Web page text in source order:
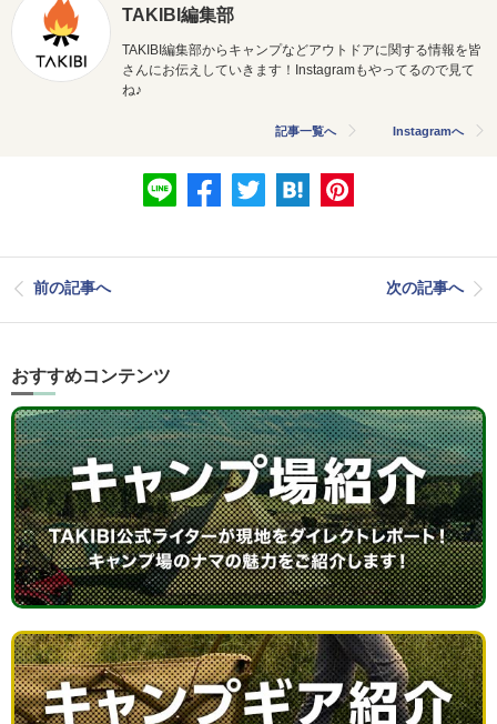
TAKIBI編集部
TAKIBI編集部からキャンプなどアウトドアに関する情報を皆
さんにお伝えしていきます！Instagramもやってるので見て
ね♪
記事一覧へ Instagramへ
前の記事へ 次の記事へ
おすすめコンテンツ